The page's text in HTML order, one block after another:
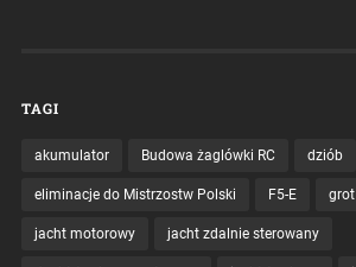
TAGI
akumulator Budowa żaglówki RC dziób
eliminacje do Mistrzostw Polski F5-E grot
jacht motorowy jacht zdalnie sterowany